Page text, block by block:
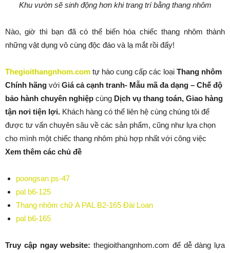
Khu vườn sẽ sinh động hơn khi trang trí bằng thang nhôm
Nào, giờ thì bạn đã có thể biến hóa chiếc thang nhôm thành
những vật dụng vô cùng độc đáo và lạ mắt rồi đấy!
Thegioithangnhom.com tự hào cung cấp các loại Thang nhôm
Chính hãng với Giá cả cạnh tranh- Mẫu mã đa dạng – Chế độ
bảo hành chuyên nghiệp cùng Dịch vụ thang toán, Giao hàng
tận nơi tiện lợi. Khách hàng có thể liên hệ cùng chúng tôi để
được tư vấn chuyên sâu về các sản phẩm, cũng như lựa chọn
cho mình một chiếc thang nhôm phù hợp nhất với công việc
Xem thêm các chủ đề
poongsan ps-47
pal b6-125
Thang nhôm chữ A PAL B2-165 Đài Loan
pal b6-165
Truy cập ngay website: thegioithangnhom.com để dễ dàng lựa